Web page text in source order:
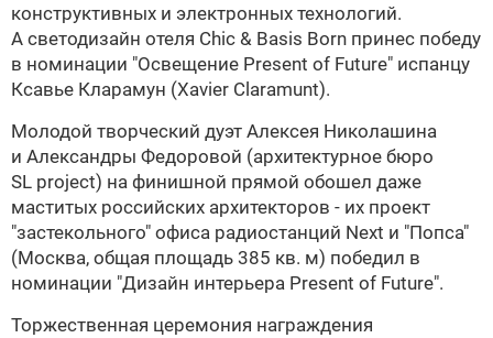
конструктивных и электронных технологий.
А светодизайн отеля Chic & Basis Born принес победу
в номинации "Освещение Present of Future" испанцу
Ксавье Кларамун (Xavier Claramunt).
Молодой творческий дуэт Алексея Николашина
и Александры Федоровой (архитектурное бюро
SL project) на финишной прямой обошел даже
маститых российских архитекторов - их проект
"застекольного" офиса радиостанций Next и "Попса"
(Москва, общая площадь 385 кв. м) победил в
номинации "Дизайн интерьера Present of Future".
Торжественная церемония награждения